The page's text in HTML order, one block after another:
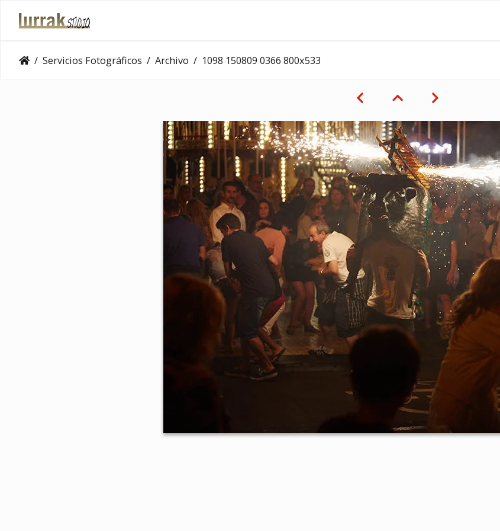
Servicios Fotográficos Archivo 1098 150809 0366 800x533